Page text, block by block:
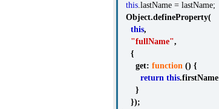
this.lastName = lastName;
Object.defineProperty(
this,
"fullName",
{
get: function () {
return this.firstName
}
});